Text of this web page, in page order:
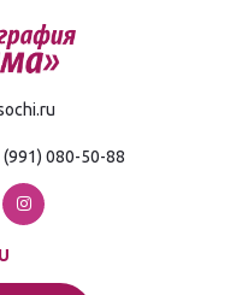
(991) 080-50-88
в Сочи